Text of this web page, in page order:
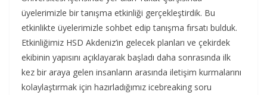
üyelerimizle bir tanışma etkinliği gerçekleştirdik. Bu
etkinlikte üyelerimizle sohbet edip tanışma fırsatı bulduk.
Etkinliğimiz HSD Akdeniz’in gelecek planları ve çekirdek
ekibinin yapısını açıklayarak başladı daha sonrasında ilk
kez bir araya gelen insanların arasında iletişim kurmalarını
kolaylaştırmak için hazırladığımız icebreaking soru